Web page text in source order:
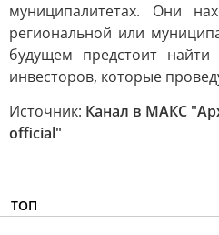
муниципалитетах. Они
региональной или
будущем предстоит найти
инвесторов, которые
Источник: Канал в МАКС
official"
ТОП